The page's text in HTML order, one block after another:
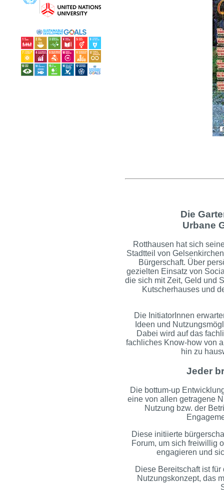
Die
Urbane
Rotthausen hat sich
Stadtteil von
Bürgerschaft. Über
gezielten Einsatz von
die sich mit Zeit, Geld und
Kutscherhauses und
Die InitiatorInnen
Ideen und
Dabei wird auf das
fachliches Know-how von
hin zu
Jeder
Die bottum-up
eine von allen getragene
Nutzung bzw. der
Diese initiierte
Forum, um sich freiwillig
engagieren und
Diese Bereitschaft ist
Nutzungskonzept, das